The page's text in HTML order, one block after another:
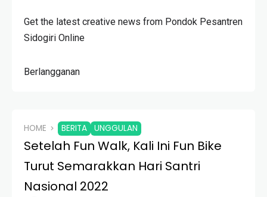
Get the latest creative news from Pondok Pesantren
Sidogiri Online
Berlangganan
HOME BERITA UNGGULAN
Setelah Fun Walk, Kali Ini Fun Bike
Turut Semarakkan Hari Santri
Nasional 2022